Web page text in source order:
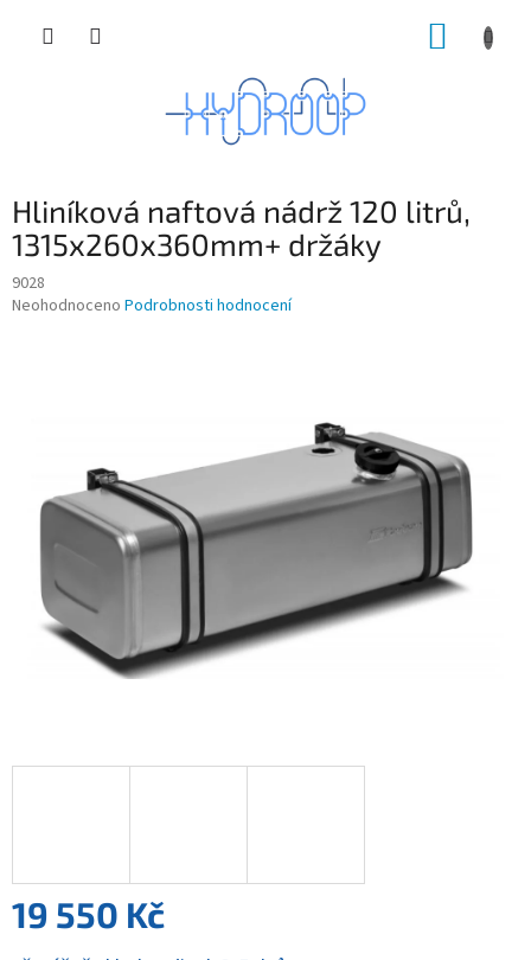
Hliníková naftová nádrž 120 litrů,
1315x260x360mm+ držáky
9028
Průměrné
Neohodnoceno Podrobnosti hodnocení
19 550 Kč
Měrná